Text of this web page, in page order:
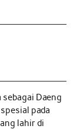
Daeng
pada
lahir di